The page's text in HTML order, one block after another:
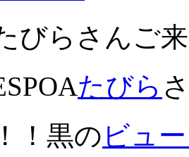
びらさんご
たびら
！黒の ビュ